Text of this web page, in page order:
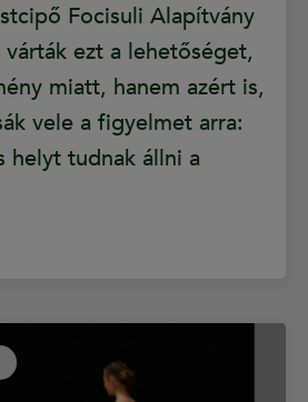
Focisuli Alapítvány
ezt a lehetőséget,
miatt, hanem azért is,
vele a figyelmet arra:
helyt tudnak állni a